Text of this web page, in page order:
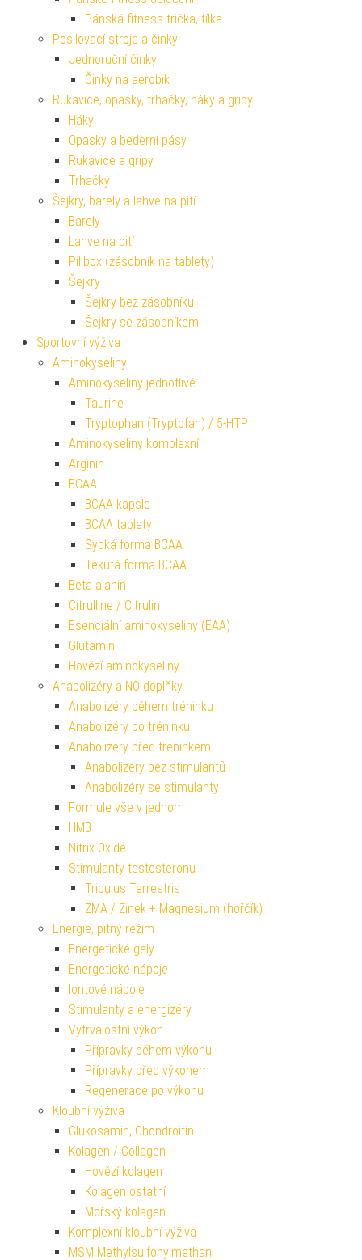
Pánská fitness trička, tílka
Posilovací stroje a činky
Jednoruční činky
Činky na aerobik
Rukavice, opasky, trhačky, háky a gripy
Háky
Opasky a bederní pásy
Rukavice a gripy
Trhačky
Šejkry, barely a lahve na pití
Barely
Lahve na pití
Pillbox (zásobník na tablety)
Šejkry
Šejkry bez zásobníku
Šejkry se zásobníkem
Sportovní výživa
Aminokyseliny
Aminokyseliny jednotlivé
Taurine
Tryptophan (Tryptofan) / 5-HTP
Aminokyseliny komplexní
Arginin
BCAA
BCAA kapsle
BCAA tablety
Sypká forma BCAA
Tekutá forma BCAA
Beta alanin
Citrulline / Citrulin
Esenciální aminokyseliny (EAA)
Glutamin
Hovězí aminokyseliny
Anabolizéry a NO doplňky
Anabolizéry během tréninku
Anabolizéry po tréninku
Anabolizéry před tréninkem
Anabolizéry bez stimulantů
Anabolizéry se stimulanty
Formule vše v jednom
HMB
Nitrix Oxide
Stimulanty testosteronu
Tribulus Terrestris
ZMA / Zinek + Magnesium (hořčík)
Energie, pitný režim
Energetické gely
Energetické nápoje
Iontové nápoje
Stimulanty a energizéry
Vytrvalostní výkon
Přípravky během výkonu
Přípravky před výkonem
Regenerace po výkonu
Kloubní výživa
Glukosamin, Chondroitin
Kolagen / Collagen
Hovězí kolagen
Kolagen ostatní
Mořský kolagen
Komplexní kloubní výživa
MSM Methylsulfonylmethan